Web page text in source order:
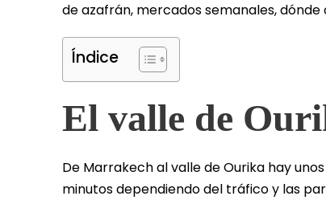
de azafrán, mercados semanales,
Índice
El valle de
De Marrakech al valle de Ourika hay
minutos dependiendo del tráfico y las